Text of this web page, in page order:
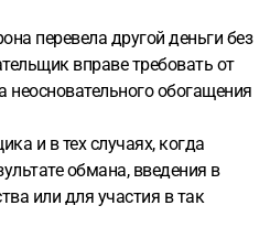
перевела другой деньги без
вправе требовать от
неосновательного обогащения
и в тех случаях, когда
обмана, введения в
или для участия в так